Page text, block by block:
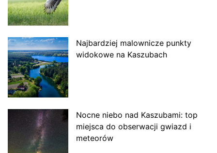
Najbardziej malownicze punkty
widokowe na Kaszubach
Nocne niebo nad Kaszubami: top
miejsca do obserwacji gwiazd i
meteorów